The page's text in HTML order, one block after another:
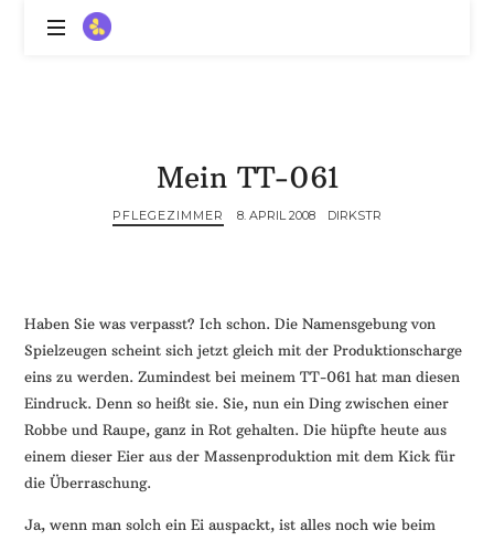
ZitronenBitter
die
ein
Lächeln
//
Mein TT-061
PFLEGEZIMMER 8. APRIL 2008 DIRKSTR
Haben Sie was verpasst? Ich schon. Die Namensgebung von
Spielzeugen scheint sich jetzt gleich mit der Produktionscharge
eins zu werden. Zumindest bei meinem TT-061 hat man diesen
Eindruck. Denn so heißt sie. Sie, nun ein Ding zwischen einer
Robbe und Raupe, ganz in Rot gehalten. Die hüpfte heute aus
einem dieser Eier aus der Massenproduktion mit dem Kick für
die Überraschung.
Ja, wenn man solch ein Ei auspackt, ist alles noch wie beim